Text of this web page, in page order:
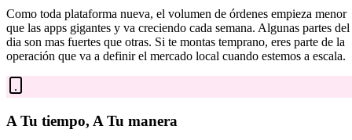
Como toda plataforma nueva, el volumen de órdenes empieza menor
que las apps gigantes y va creciendo cada semana. Algunas partes del
dia son mas fuertes que otras. Si te montas temprano, eres parte de la
operación que va a definir el mercado local cuando estemos a escala.
A Tu tiempo, A Tu manera